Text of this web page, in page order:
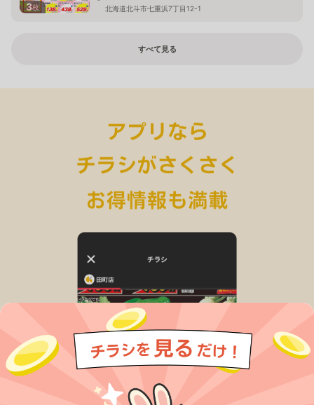
3枚
北海道北斗市七重浜7丁目12-1
すべて見る